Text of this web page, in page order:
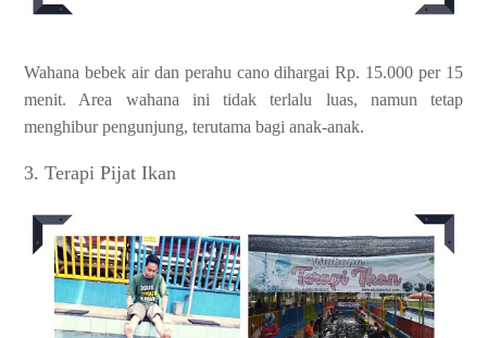
Wahana bebek air dan perahu cano dihargai Rp. 15.000 per 15
menit. Area wahana ini tidak terlalu luas, namun tetap
menghibur pengunjung, terutama bagi anak-anak.
3. Terapi Pijat Ikan